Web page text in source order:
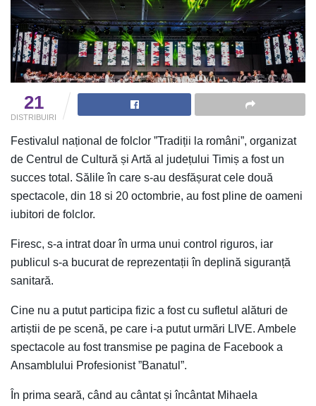
21
DISTRIBUIRI
Festivalul național de folclor ”Tradiții la români”, organizat
de Centrul de Cultură și Artă al județului Timiș a fost un
succes total. Sălile în care s-au desfășurat cele două
spectacole, din 18 si 20 octombrie, au fost pline de oameni
iubitori de folclor.
Firesc, s-a intrat doar în urma unui control riguros, iar
publicul s-a bucurat de reprezentații în deplină siguranță
sanitară.
Cine nu a putut participa fizic a fost cu sufletul alături de
artiștii de pe scenă, pe care i-a putut urmări LIVE. Ambele
spectacole au fost transmise pe pagina de Facebook a
Ansamblului Profesionist ”Banatul”.
În prima seară, când au cântat și încântat Mihaela